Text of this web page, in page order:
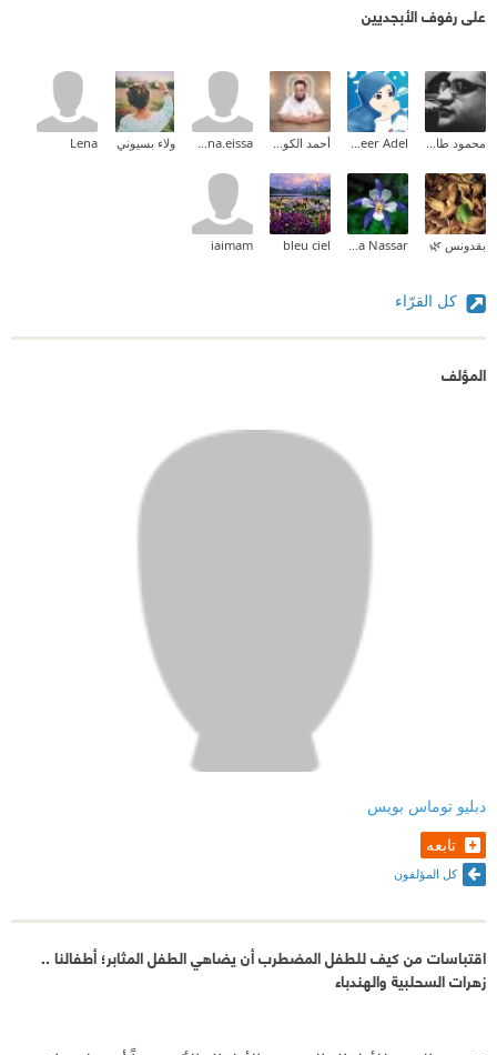
على رفوف الأبجديين
محمود طارق إبراهيم Abeer Adel أحمد الكودي menna.eissa ولاء بسيوني Lena
بقدونس 🌿 Alaa Nassar
bleu ciel
iaimam
كل القرّاء
المؤلف
دبليو توماس بويس
تابعه
كل المؤلفون
اقتباسات من كيف للطفل المضطرب أن يضاهي الطفل المثابر؛ أطفالنا ..
زهرات السحلبية والهندباء